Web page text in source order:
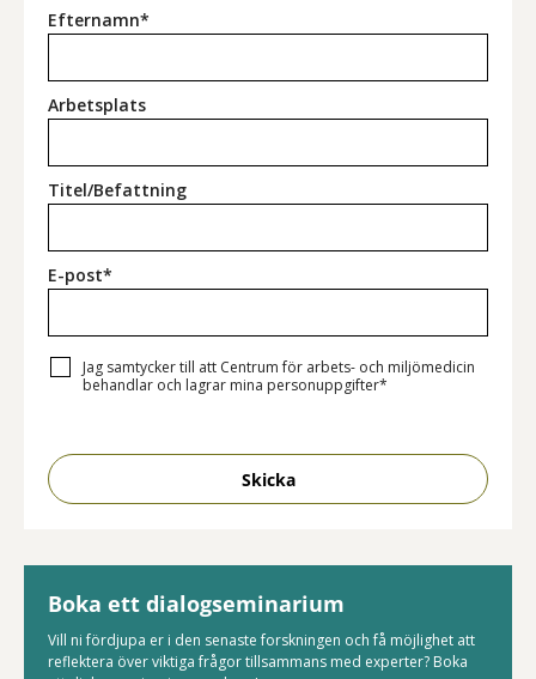
Efternamn*
Arbetsplats
Titel/Befattning
E-post*
Jag samtycker till att Centrum för arbets- och miljömedicin
behandlar och lagrar mina personuppgifter*
Skicka
Boka ett dialogseminarium
Vill ni fördjupa er i den senaste forskningen och få möjlighet att
reflektera över viktiga frågor tillsammans med experter? Boka